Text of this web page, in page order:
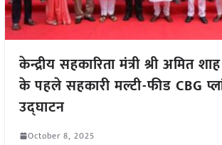
केन्द्रीय सहकारिता मंत्री श्री अमित
के पहले सहकारी मल्टी-फीड CBG
उद्घाटन
October 8, 2025